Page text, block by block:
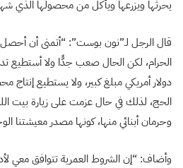
يحرثها ويزرعها ويأكل من محصولها الذي
قال الرجل لـ”نون بوست”: “أتمنى أن أحصل
دولار أمريكي مبلغ كبير، ولا يستطيع
الحج، لذلك في حال عزمت على زيارة بيت
وحرمان أبنائي منها، كونها مصدر معيشتنا
وأضاف: “إن الشروط العمرية تتوافق معي